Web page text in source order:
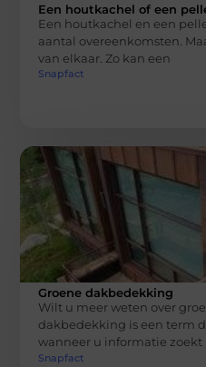
Een houtkachel of een
Een houtkachel en een
aantal overeenkomsten.
van elkaar. Zo kan een
Snapfact
Groene dakbedekking
Wilt u meer weten over
dakbedekking is een term
wanneer u informatie zoekt
Snapfact